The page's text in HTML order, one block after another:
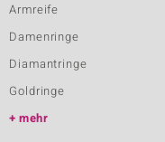
Armreife
Damenringe
Diamantringe
Goldringe
mehr